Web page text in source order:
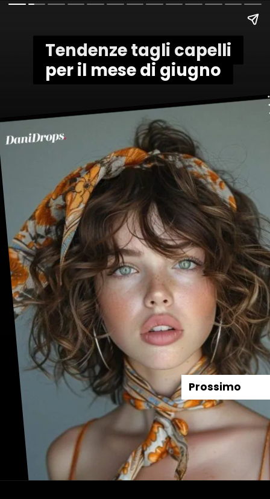
Tendenze tagli capelli
per il mese di giugno
Tendenze tagli capelli
per il mese di giugno
Prossimo